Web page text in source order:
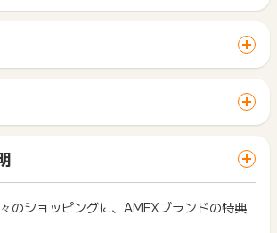
ル・アメリカン・エキスプレス・カード（通
ります。
複（異なる国際ブランド選択も含む）･いた
5,000円以上のショッピング利用していない
込（異なる国際ブランド選択も含む）
申込みでないと判断された場合
以降のお申込み
ージ以外からのお申込み
るまでの間に他のサイトに移動した場合に
らお申し込みやお買い物が完了するまでの
（※）で他のサイトに移動した場合はポイン
。
で、デバイス・ブラウザが異なる場合はポ
せん。
物・サービスをご利用される場合は、毎回
り、「 カード発行でポイントGET 」ボタ
きましては、1商品につき10円単位の金額
す。
イント未満のものは切り捨てとなり、ポイ
れません。
のポイント等を利用して支払われた金額分
のショッピングに、AMEXブランドの特典